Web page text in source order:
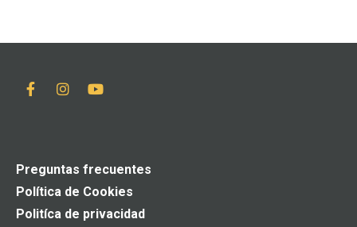
Preguntas frecuentes
Política de Cookies
Politíca de privacidad